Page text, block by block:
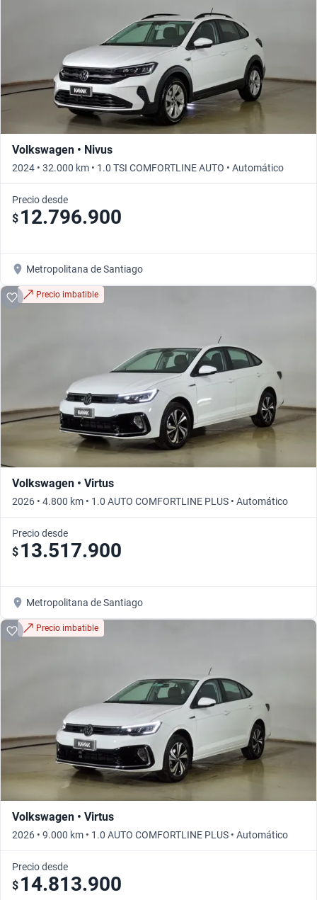
Volkswagen • Nivus
2024 • 32.000 km • 1.0 TSI COMFORTLINE AUTO • Automático
Precio desde
$ 12.796.900
Metropolitana de Santiago
Precio imbatible
Volkswagen • Virtus
2026 • 4.800 km • 1.0 AUTO COMFORTLINE PLUS • Automático
Precio desde
$ 13.517.900
Metropolitana de Santiago
Precio imbatible
Volkswagen • Virtus
2026 • 9.000 km • 1.0 AUTO COMFORTLINE PLUS • Automático
Precio desde
$ 14.813.900